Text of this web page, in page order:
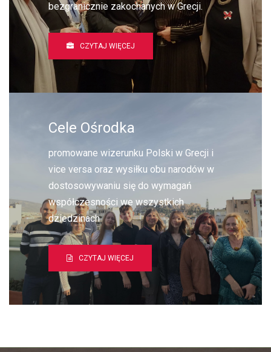
bezgranicznie zakochanych w Grecji.
CZYTAJ WIĘCEJ
Cele Ośrodka
promowane wizerunku Polski w Grecji i
vice versa oraz wysiłku obu narodów w
dostosowywaniu się do wymagań
współczesności we wszystkich
dziedzinach
CZYTAJ WIĘCEJ